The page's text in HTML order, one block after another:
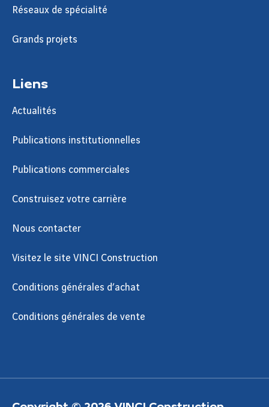
Réseaux de spécialité
Grands projets
Liens
Actualités
Publications institutionnelles
Publications commerciales
Construisez votre carrière
Nous contacter
Visitez le site VINCI Construction
Conditions générales d’achat
Conditions générales de vente